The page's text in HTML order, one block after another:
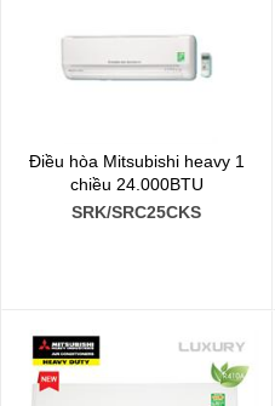
Điều hòa Mitsubishi heavy 1
chiều 24.000BTU
SRK/SRC25CKS